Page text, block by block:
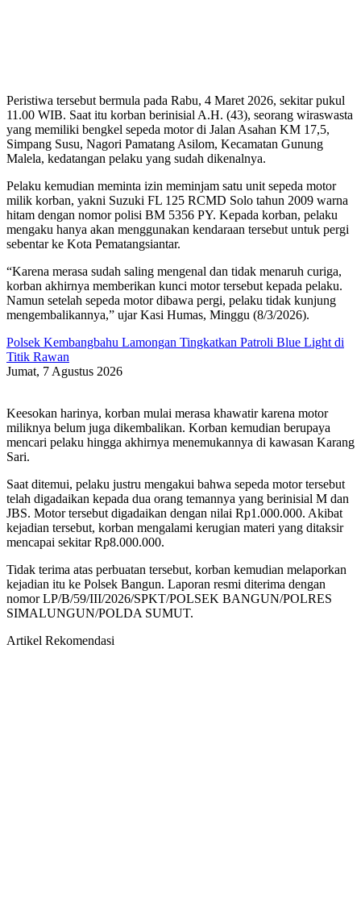
Peristiwa tersebut bermula pada Rabu, 4 Maret 2026, sekitar pukul
11.00 WIB. Saat itu korban berinisial A.H. (43), seorang wiraswasta
yang memiliki bengkel sepeda motor di Jalan Asahan KM 17,5,
Simpang Susu, Nagori Pamatang Asilom, Kecamatan Gunung
Malela, kedatangan pelaku yang sudah dikenalnya.
Pelaku kemudian meminta izin meminjam satu unit sepeda motor
milik korban, yakni Suzuki FL 125 RCMD Solo tahun 2009 warna
hitam dengan nomor polisi BM 5356 PY. Kepada korban, pelaku
mengaku hanya akan menggunakan kendaraan tersebut untuk pergi
sebentar ke Kota Pematangsiantar.
“Karena merasa sudah saling mengenal dan tidak menaruh curiga,
korban akhirnya memberikan kunci motor tersebut kepada pelaku.
Namun setelah sepeda motor dibawa pergi, pelaku tidak kunjung
mengembalikannya,” ujar Kasi Humas, Minggu (8/3/2026).
Polsek Kembangbahu Lamongan Tingkatkan Patroli Blue Light di
Titik Rawan
Jumat, 7 Agustus 2026
Keesokan harinya, korban mulai merasa khawatir karena motor
miliknya belum juga dikembalikan. Korban kemudian berupaya
mencari pelaku hingga akhirnya menemukannya di kawasan Karang
Sari.
Saat ditemui, pelaku justru mengakui bahwa sepeda motor tersebut
telah digadaikan kepada dua orang temannya yang berinisial M dan
JBS. Motor tersebut digadaikan dengan nilai Rp1.000.000. Akibat
kejadian tersebut, korban mengalami kerugian materi yang ditaksir
mencapai sekitar Rp8.000.000.
Tidak terima atas perbuatan tersebut, korban kemudian melaporkan
kejadian itu ke Polsek Bangun. Laporan resmi diterima dengan
nomor LP/B/59/III/2026/SPKT/POLSEK BANGUN/POLRES
SIMALUNGUN/POLDA SUMUT.
Artikel Rekomendasi